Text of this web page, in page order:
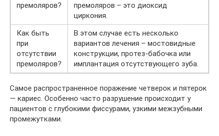
премоляров?
премоляров – это диоксид
циркония.
Как быть
при
отсутствии
премоляров?
В этом случае есть несколько
вариантов лечения – мостовидные
конструкции, протез-бабочка или
имплантация отсутствующего зуба.
Самое распространенное поражение четверок и пятерок
— кариес. Особенно часто разрушение происходит у
пациентов с глубокими фиссурами, узкими межзубными
промежутками.